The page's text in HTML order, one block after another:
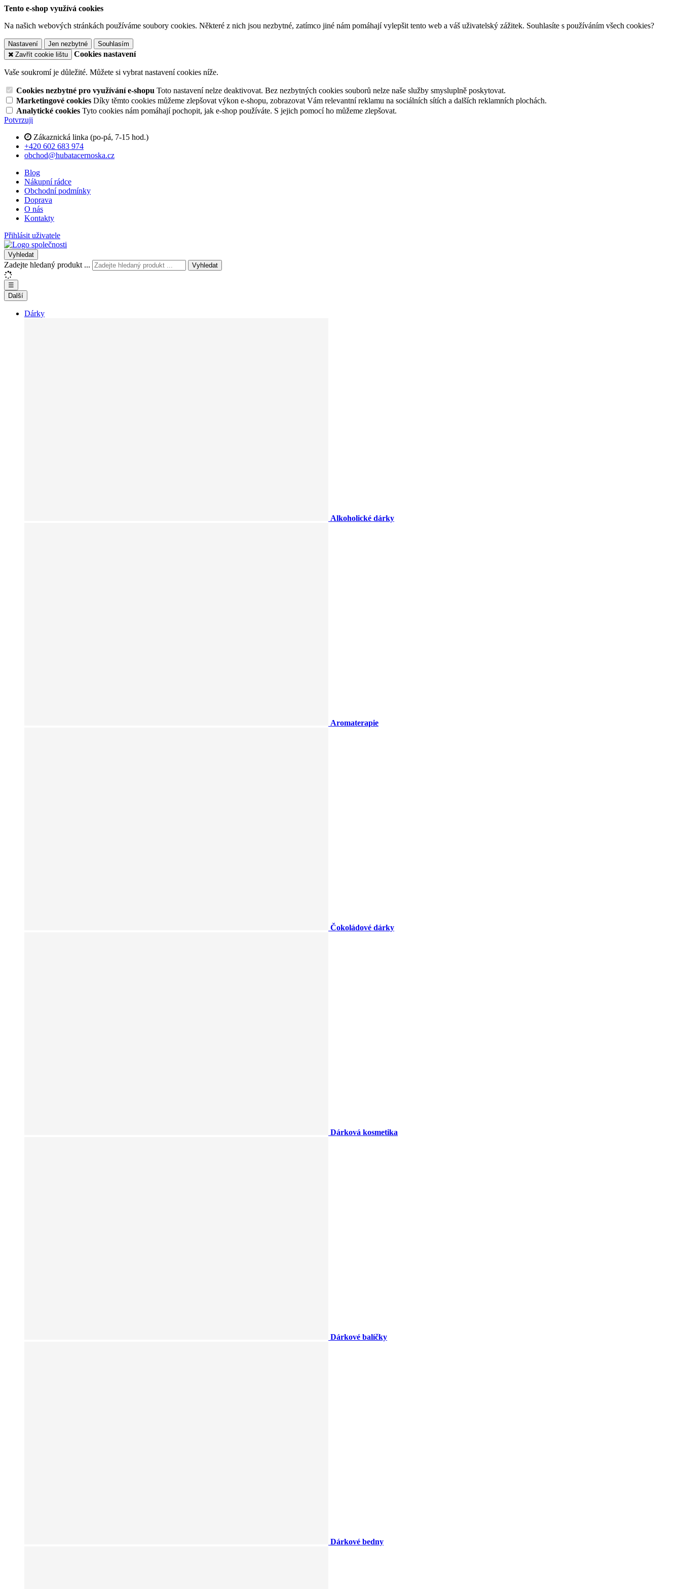
Tento e-shop využívá cookies
Na našich webových stránkách používáme soubory cookies. Některé z nich jsou nezbytné, zatímco jiné nám pomáhají vylepšit tento web a váš uživatelský zážitek. Souhlasíte s používáním všech cookies?
Nastavení Jen nezbytné
Souhlasím
Zavřít cookie lištu
Cookies nastavení
Vaše soukromí je důležité. Můžete si vybrat nastavení cookies níže.
Cookies nezbytné pro využívání e-shopu Toto nastavení nelze deaktivovat. Bez nezbytných cookies souborů nelze naše služby smysluplně poskytovat.
Marketingové cookies Díky těmto cookies můžeme zlepšovat výkon e-shopu, zobrazovat Vám relevantní reklamu na sociálních sítích a dalších reklamních plochách.
Analytické cookies Tyto cookies nám pomáhají pochopit, jak e-shop používáte. S jejich pomocí ho můžeme zlepšovat.
Potvrzuji
Zákaznická linka (po-pá, 7-15 hod.)
+420 602 683 974
obchod@hubatacernoska.cz
Blog
Nákupní rádce
Obchodní podmínky
Doprava
O nás
Kontakty
Přihlásit uživatele
Vyhledat
Zadejte hledaný produkt ... Vyhledat
☰
Další
Dárky
Alkoholické dárky
Aromaterapie
Čokoládové dárky
Dárková kosmetika
Dárkové balíčky
Dárkové bedny